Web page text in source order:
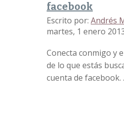
facebook
Escrito por: Andrés
martes, 1 enero
Conecta conmigo y
de lo que estás
cuenta de facebook. .